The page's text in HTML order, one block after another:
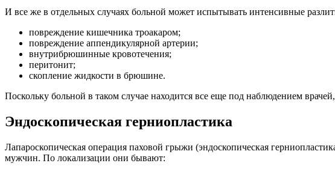
И все же в отдельных случаях больной может испытывать интенсивные
повреждение кишечника троакаром;
повреждение аппендикулярной артерии;
внутрибрюшинные кровотечения;
перитонит;
скопление жидкости в брюшине.
Поскольку больной в таком случае находится все еще под наблюдением
Эндоскопическая герниопластика
Лапароскопическая операция паховой грыжи (эндоскопическая
мужчин. По локализации они бывают: